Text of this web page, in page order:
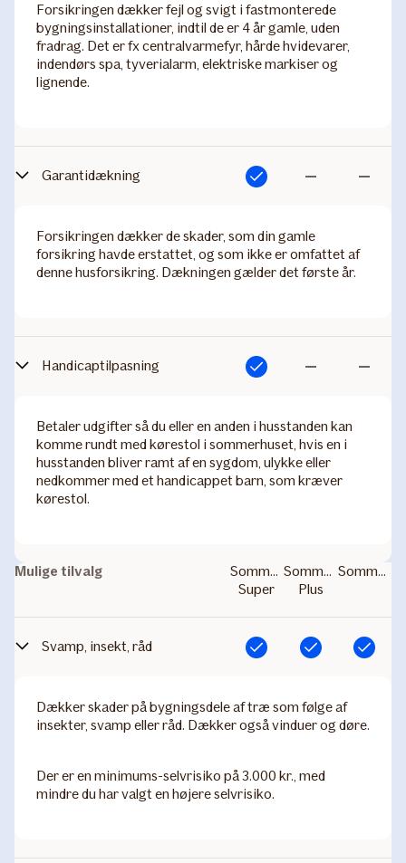
Forsikringen dækker fejl og svigt i fastmonterede
bygningsinstallationer, indtil de er 4 år gamle, uden
fradrag. Det er fx centralvarmefyr, hårde hvidevarer,
indendørs spa, tyverialarm, elektriske markiser og
lignende.
Garantidækning
Inkluderet
Forsikringen dækker de skader, som din gamle
forsikring havde erstattet, og som ikke er omfattet af
denne husforsikring. Dækningen gælder det første år.
Handicaptilpasning
Inkluderet
Betaler udgifter så du eller en anden i husstanden kan
komme rundt med kørestol i sommerhuset, hvis en i
husstanden bliver ramt af en sygdom, ulykke eller
nedkommer med et handicappet barn, som kræver
kørestol.
Mulige tilvalg
Sommerhus
Super
Sommerhus
Plus
Sommerhus
Svamp, insekt, råd Inkluderet Inkluderet Inkluderet
Dækker skader på bygningsdele af træ som følge af
insekter, svamp eller råd. Dækker også vinduer og døre.
Der er en minimums-selvrisiko på 3.000 kr., med
mindre du har valgt en højere selvrisiko.